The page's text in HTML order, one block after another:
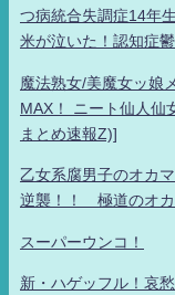
つ病統合失調症14年
米が泣いた！認知症
魔法熟女/美魔女ッ娘
MAX！ ニート仙人仙
まとめ速報Z)]
乙女系腐男子のオカ
逆襲！！ 極道のオカ
スーパーウンコ！
新・ハゲッフル！哀